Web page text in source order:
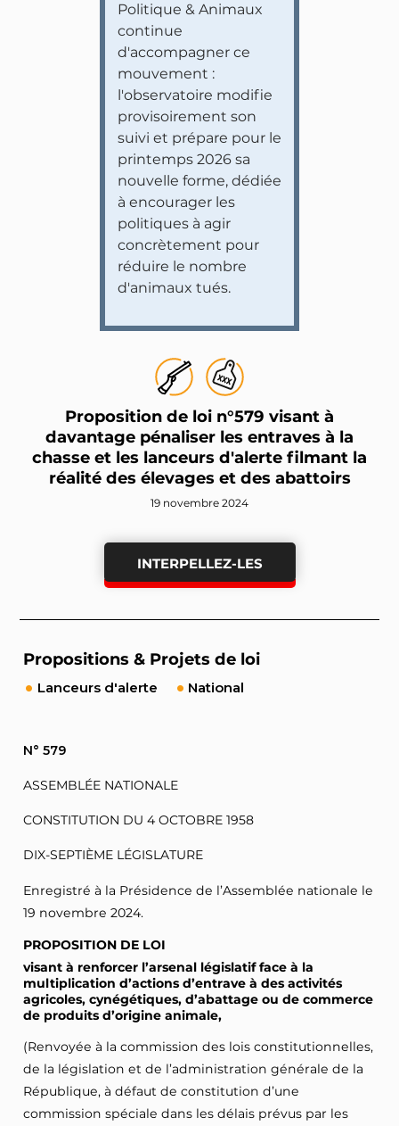
Politique & Animaux
continue
d'accompagner ce
mouvement :
l'observatoire modifie
provisoirement son
suivi et prépare pour le
printemps 2026 sa
nouvelle forme, dédiée
à encourager les
politiques à agir
concrètement pour
réduire le nombre
d'animaux tués.
Proposition de loi n°579 visant à
davantage pénaliser les entraves à la
chasse et les lanceurs d'alerte filmant la
réalité des élevages et des abattoirs
19 novembre 2024
INTERPELLEZ-LES
Propositions & Projets de loi
Lanceurs d'alerte National
N° 579
ASSEMBLÉE NATIONALE
CONSTITUTION DU 4 OCTOBRE 1958
DIX-SEPTIÈME LÉGISLATURE
Enregistré à la Présidence de l’Assemblée nationale le
19 novembre 2024.
PROPOSITION DE LOI
visant à renforcer l’arsenal législatif face à la
multiplication d’actions d’entrave à des activités
agricoles, cynégétiques, d’abattage ou de commerce
de produits d’origine animale,
(Renvoyée à la commission des lois constitutionnelles,
de la législation et de l’administration générale de la
République, à défaut de constitution d’une
commission spéciale dans les délais prévus par les